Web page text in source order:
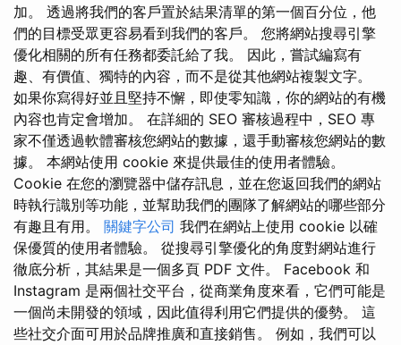
加。 透過將我們的客戶置於結果清單的第一個百分位，他
們的目標受眾更容易看到我們的客戶。 您將網站搜尋引擎
優化相關的所有任務都委託給了我。 因此，嘗試編寫有
趣、有價值、獨特的內容，而不是從其他網站複製文字。
如果你寫得好並且堅持不懈，即使零知識，你的網站的有機
內容也肯定會增加。 在詳細的 SEO 審核過程中，SEO 專
家不僅透過軟體審核您網站的數據，還手動審核您網站的數
據。 本網站使用 cookie 來提供最佳的使用者體驗。
Cookie 在您的瀏覽器中儲存訊息，並在您返回我們的網站
時執行識別等功能，並幫助我們的團隊了解網站的哪些部分
有趣且有用。 關鍵字公司 我們在網站上使用 cookie 以確
保優質的使用者體驗。 從搜尋引擎優化的角度對網站進行
徹底分析，其結果是一個多頁 PDF 文件。 Facebook 和
Instagram 是兩個社交平台，從商業角度來看，它們可能是
一個尚未開發的領域，因此值得利用它們提供的優勢。 這
些社交介面可用於品牌推廣和直接銷售。 例如，我們可以